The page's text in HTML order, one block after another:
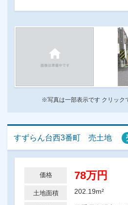
※写真は一部表示です クリック
すずらん台西3番町 売土地
価格 78万円
土地面積 202.19m²